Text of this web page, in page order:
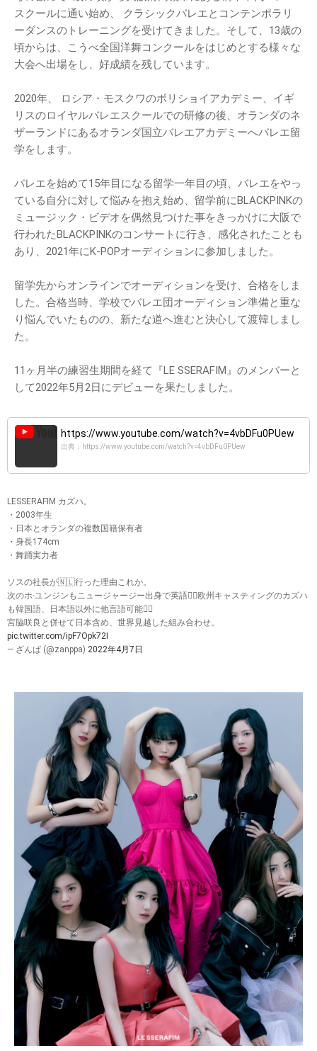
スクールに通い始め、 クラシックバレエとコンテンポラリ
ーダンスのトレーニングを受けてきました。そして、13歳の
頃からは、こうべ全国洋舞コンクールをはじめとする様々な
大会へ出場をし、好成績を残しています。
2020年、 ロシア・モスクワのボリショイアカデミー、イギ
リスのロイヤルバレエスクールでの研修の後、オランダのネ
ザーランドにあるオランダ国立バレエアカデミーへバレエ留
学をします。
バレエを始めて15年目になる留学一年目の頃、バレエをやっ
ている自分に対して悩みを抱え始め、留学前にBLACKPINKの
ミュージック・ビデオを偶然見つけた事をきっかけに大阪で
行われたBLACKPINKのコンサートに行き、感化されたことも
あり、2021年にK-POPオーディションに参加しました。
留学先からオンラインでオーディションを受け、合格をしま
した。合格当時、学校でバレエ団オーディション準備と重な
り悩んでいたものの、新たな道へ進むと決心して渡韓しまし
た。
11ヶ月半の練習生期間を経て『LE SSERAFIM』のメンバーと
して2022年5月2日にデビューを果たしました。
https://www.youtube.com/watch?v=4vbDFu0PUew
出典：https://www.youtube.com/watch?v=4vbDFu0PUew
LESSERAFIM カズハ。
・2003年生
・日本とオランダの複数国籍保有者
・身長174cm
・舞踊実力者
ソスの社長が🇳🇱行った理由これか。
次のホ·ユンジンもニュージャージー出身で英語🙆‍♀️欧州キャスティングのカズハ
も韓国語、日本語以外に他言語可能🙆‍♀️
宮脇咲良と併せて日本含め、世界見越した組み合わせ。
pic.twitter.com/ipF7Opk72I
— ざんぱ (@zanppa) 2022年4月7日